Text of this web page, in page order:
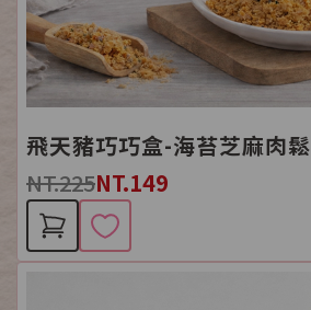
飛天豬巧巧盒-海苔芝麻肉鬆
NT.225NT.149